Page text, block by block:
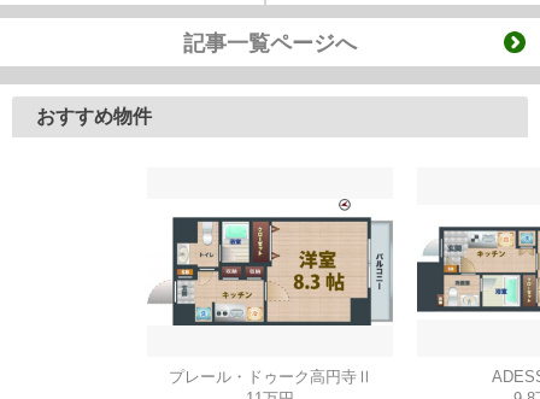
記事一覧ページへ
おすすめ物件
プレール・ドゥーク高円寺Ⅱ